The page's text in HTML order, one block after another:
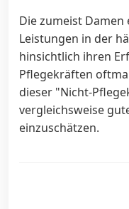
Die zumeist
Leistungen in der
hinsichtlich ihren
Pflegekräften
dieser "Nicht-
vergleichsweise
einzuschätzen.